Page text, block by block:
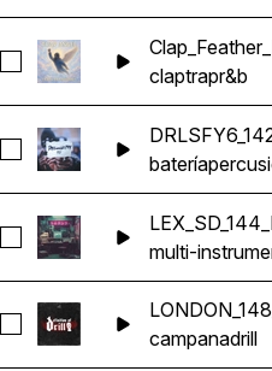
Seleccionar
claptrapr&b
Seleccionar
batería
Seleccionar
multi-
Seleccionar
campanadrill